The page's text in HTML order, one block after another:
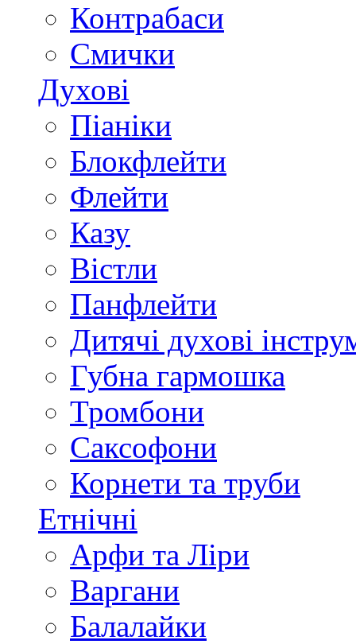
Контрабаси
Смички
Духові
Піаніки
Блокфлейти
Флейти
Казу
Вістли
Панфлейти
Дитячі духові
Губна гармошка
Тромбони
Саксофони
Корнети та труби
Етнічні
Арфи та Ліри
Варгани
Балалайки